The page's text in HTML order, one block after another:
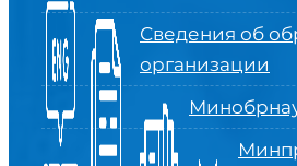
Сведения об
организации